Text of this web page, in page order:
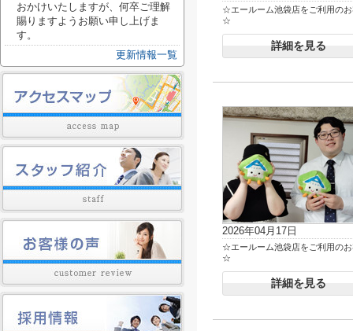
☆エールーム池袋店をご利用の
☆
詳細を見る
2026年04月17日
☆エールーム池袋店をご利用の
☆
詳細を見る
おかけいたしますが、何卒ご理解
賜りますようお願い申し上げま
す。
更新情報一覧